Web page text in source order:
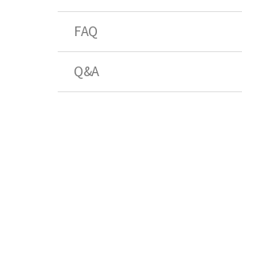
FAQ
Q&A